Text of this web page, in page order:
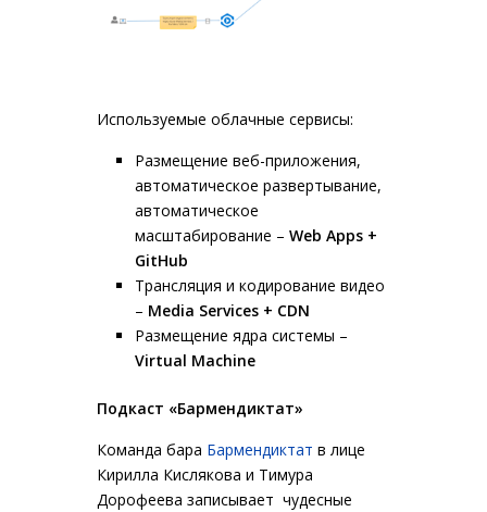
Используемые облачные сервисы:
Размещение веб-приложения,
автоматическое развертывание,
автоматическое
масштабирование – Web Apps +
GitHub
Трансляция и кодирование видео
– Media Services + CDN
Размещение ядра системы –
Virtual Machine
Подкаст «Бармендиктат»
Команда бара Бармендиктат в лице
Кирилла Кислякова и Тимура
Дорофеева записывает чудесные